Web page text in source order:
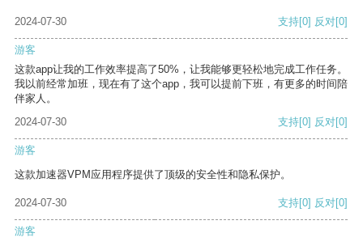
2024-07-30 支持[0] 反对[0]
游客
这款app让我的工作效率提高了50%，让我能够更轻松地完成工作任务。
我以前经常加班，现在有了这个app，我可以提前下班，有更多的时间陪
伴家人。
2024-07-30
支持[0] 反对[0]
游客
这款加速器VPM应用程序提供了顶级的安全性和隐私保护。
2024-07-30 支持[0] 反对[0]
游客